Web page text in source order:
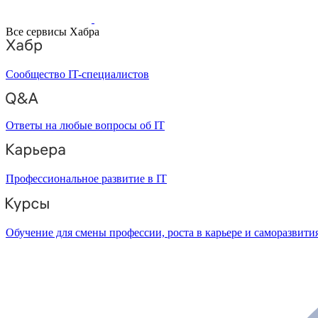
Все сервисы Хабра
Сообщество IT-специалистов
Ответы на любые вопросы об IT
Профессиональное развитие в IT
Обучение для смены профессии, роста в карьере и